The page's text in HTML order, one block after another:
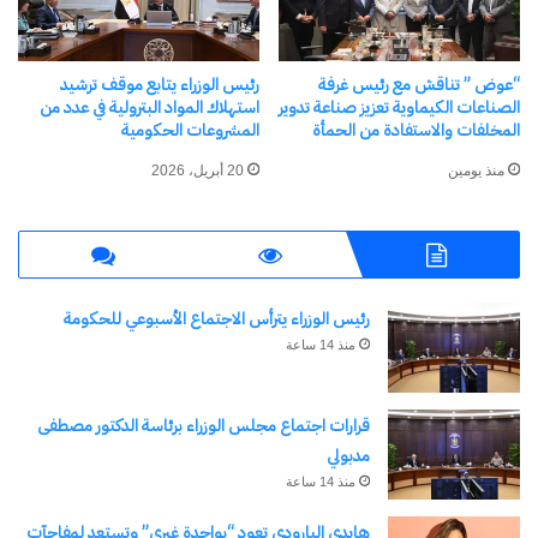
وحسب ما كشفه مسؤولون ومتخصصون مصريون
سابقاً لـ”العربية.نت” فإن السودان يظل هو الأكثر
عرضة للخطر المباشر نتيجة غياب التنسيق في تبادل
البيانات المائية، حيث تثير التصريفات المفاجئة للمياه
من بوابات السد مخاوف من حدوث فيضانات مدمرة
يذكر أنه منذ عام 2011، دخلت أزمة سد النهضة نفقاً
مسدوداً، حيث تتمسك إثيوبيا بحقها في التنمية وتوليد
متر مكعب، بينما تراه مصر تهديداً مباشراً لأمنها المائي
وحقها التاريخي في مياه النيل.
ومع مطلع العام الحالي، أبدى الرئيس الأميركي دونالد
“عوض ” تناقش مع رئيس غرفة
الصناعات الكيماوية تعزيز صناعة تدوير
المخلفات والاستفادة من الحمأة
منذ يومين
رئيس الوزراء يتابع موقف ترشيد
استهلاك المواد البترولية في عدد من
المشروعات الحكومية
20 أبريل، 2026
رئيس الوزراء يترأس الاجتماع الأسبوعي للحكومة
منذ 14 ساعة
قرارات اجتماع مجلس الوزراء برئاسة الدكتور مصطفى
مدبولي
منذ 14 ساعة
هايدي البارودي تعود “بواحدة غيري” وتستعد لمفاجآت